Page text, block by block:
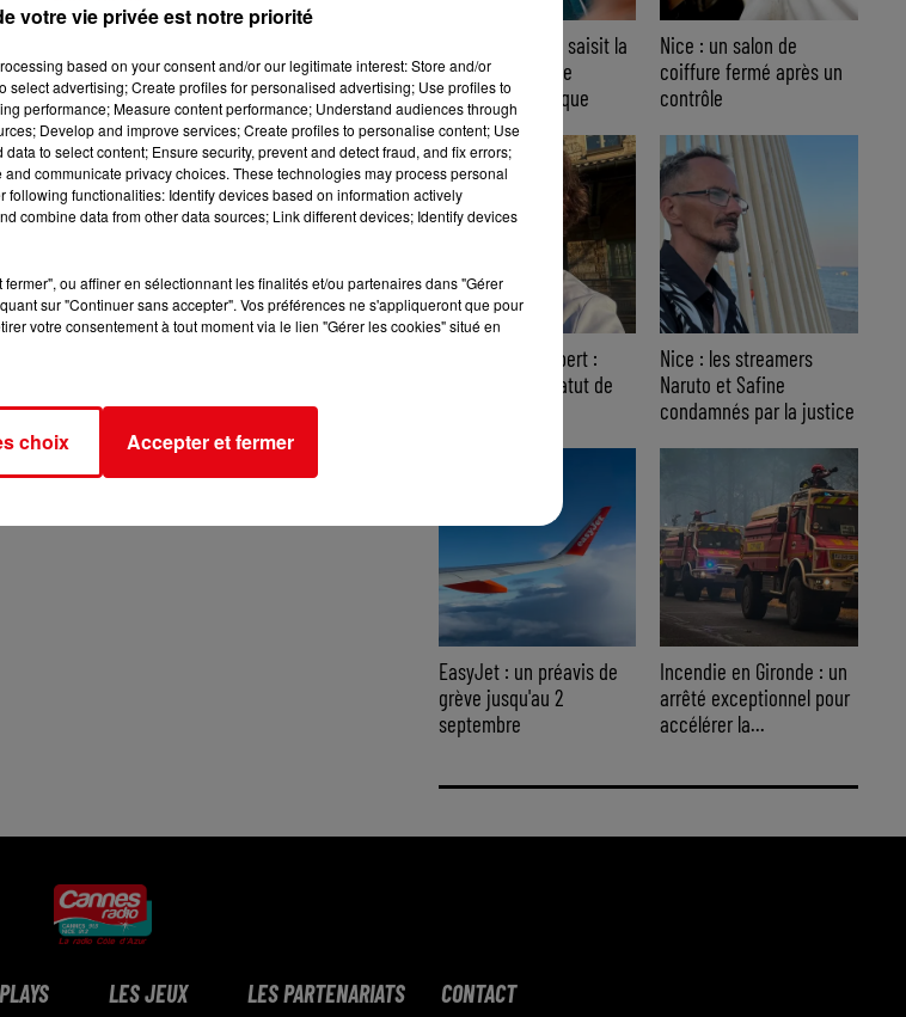
Nice : Éric Ciotti saisit la
justice après une
chanson polémique
Nice : un salon de
coiffure fermé après un
contrôle
Affaire Jean Imbert :
placé sous le statut de
Nice : les streamers
Naruto et Safine
condamnés par la justice
EasyJet : un préavis de
grève jusqu'au 2
septembre
Incendie en Gironde : un
arrêté exceptionnel pour
accélérer la...
LES JEUX LES PARTENARIATS CONTACT
votre vie privée est notre priorité
based on your consent and/or our legitimate interest: Store and/or
select advertising; Create profiles for personalised advertising; Use profiles to
performance; Measure content performance; Understand audiences through
Develop and improve services; Create profiles to personalise content; Use
to select content; Ensure security, prevent and detect fraud, and fix errors;
communicate privacy choices. These technologies may process personal
following functionalities: Identify devices based on information actively
combine data from other data sources; Link different devices; Identify devices
ou affiner en sélectionnant les finalités et/ou partenaires dans "Gérer
sur "Continuer sans accepter". Vos préférences ne s'appliqueront que pour
votre consentement à tout moment via le lien "Gérer les cookies" situé en
choix Accepter et fermer